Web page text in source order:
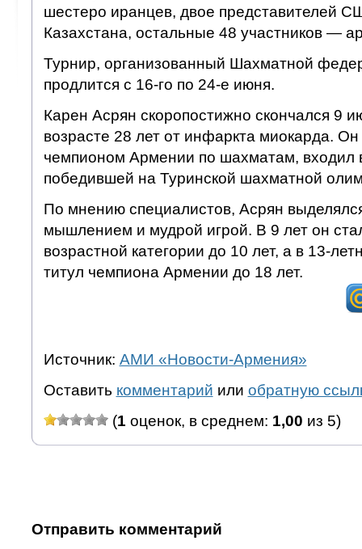
шестеро иранцев, двое представителей
Казахстана, остальные 48 участников —
Турнир, организованный Шахматной
продлится с 16-го по 24-е июня.
Карен Асрян скоропостижно скончался 9
возрасте 28 лет от инфаркта миокарда.
чемпионом Армении по шахматам, входил
победившей на Туринской шахматной
По мнению специалистов, Асрян
мышлением и мудрой игрой. В 9 лет он
возрастной категории до 10 лет, а в 13-
титул чемпиона Армении до 18 лет.
Источник: АМИ «Новости-Армения»
Оставить комментарий или обратную
(1 оценок, в среднем: 1,00 из 5)
Отправить комментарий